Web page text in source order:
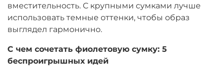
вместительность. С крупными сумками лучше
использовать темные оттенки, чтобы образ
выглядел гармонично.
С чем сочетать фиолетовую сумку: 5
беспроигрышных идей